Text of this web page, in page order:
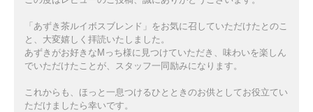
「あずき茶ルイボスブレンド」をお気に召していただけたとのこ
と、大変嬉しく拝読いたしました。
あずきがお好きなMっち様に見つけていただき、味わいを楽しん
でいただけたことが、スタッフ一同励みになります。
これからも、ほっと一息つけるひとときのお供としてお役立てい
ただけましたら幸いです。